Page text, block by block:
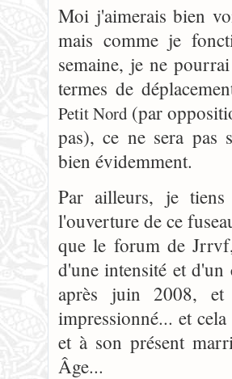
Moi j'aimerais bien
mais comme je
semaine, je ne
termes de
Petit Nord (par
pas), ce ne sera pas
bien évidemment.
Par ailleurs, je
l'ouverture de ce
que le forum de
d'une intensité et
après juin 2008,
impressionné... et
et à son présent
Âge...